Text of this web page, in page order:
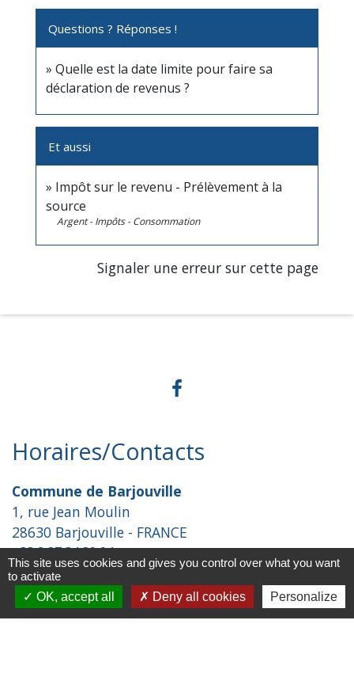
Questions ? Réponses !
Quelle est la date limite pour faire sa
déclaration de revenus ?
Et aussi
Impôt sur le revenu - Prélèvement à la
source
Argent - Impôts - Consommation
Signaler une erreur sur cette page
Horaires/Contacts
Commune de Barjouville
1, rue Jean Moulin
28630 Barjouville - FRANCE
+33 2 37 34 30 04
Contact par formulaire
This site uses cookies and gives you control over what you want
to activate
OK, accept all
Deny all cookies Personalize